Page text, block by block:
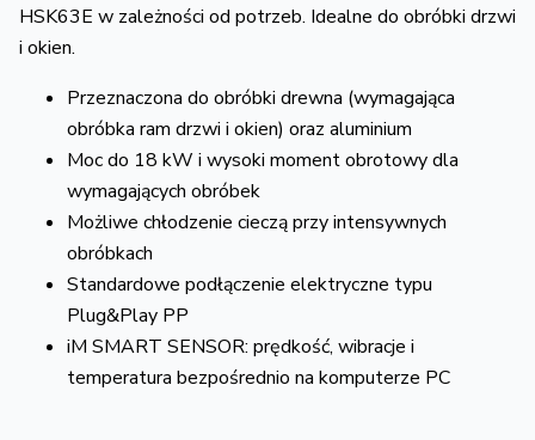
HSK63E w zależności od potrzeb. Idealne do obróbki drzwi
i okien.
Przeznaczona do obróbki drewna (wymagająca
obróbka ram drzwi i okien) oraz aluminium
Moc do 18 kW i wysoki moment obrotowy dla
wymagających obróbek
Możliwe chłodzenie cieczą przy intensywnych
obróbkach
Standardowe podłączenie elektryczne typu
Plug&Play PP
iM SMART SENSOR: prędkość, wibracje i
temperatura bezpośrednio na komputerze PC